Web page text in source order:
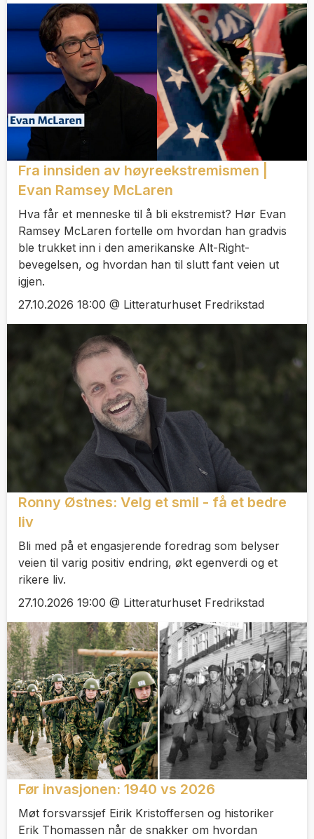
Fra innsiden av høyreekstremismen |
Evan Ramsey McLaren
Hva får et menneske til å bli ekstremist? Hør Evan
Ramsey McLaren fortelle om hvordan han gradvis
ble trukket inn i den amerikanske Alt-Right-
bevegelsen, og hvordan han til slutt fant veien ut
igjen.
27.10.2026 18:00 @ Litteraturhuset Fredrikstad
Ronny Østnes: Velg et smil - få et bedre
liv
Bli med på et engasjerende foredrag som belyser
veien til varig positiv endring, økt egenverdi og et
rikere liv.
27.10.2026 19:00 @ Litteraturhuset Fredrikstad
Før invasjonen: 1940 vs 2026
Møt forsvarssjef Eirik Kristoffersen og historiker
Erik Thomassen når de snakker om hvordan